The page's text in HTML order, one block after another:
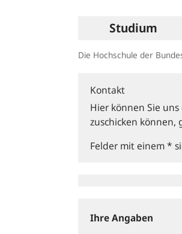
Hauptnavigation
Studium
Die Hochschule der
Kontakt
Hier können Sie
zuschicken können,
Felder mit einem *
Ihre Angaben